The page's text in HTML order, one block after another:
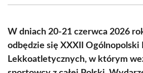
(Twitter)
W dniach 20-21 czerwca 2026
odbędzie się XXXII Ogólnopolski
Lekkoatletycznych, w którym